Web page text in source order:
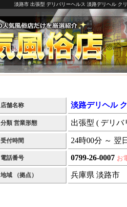
淡路市 出張型 デリバリーヘルス 淡路デリヘル ク
店舗名称 淡路デリヘル
分類 営業形態 出張型 ( デリバ
受付時間 24時00分 ～ 翌
電話番号 0799-26-0007 お
地域 （拠点） 兵庫県 淡路市